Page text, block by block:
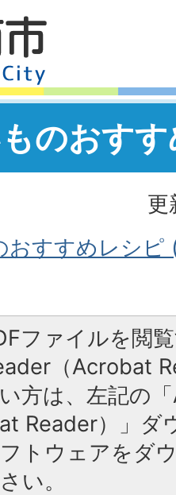
のおす
更
おすすめレシピ
ファイルを閲
（Acrobat
方は、左記の
Reader）」ダ
トウェアをダ
い。